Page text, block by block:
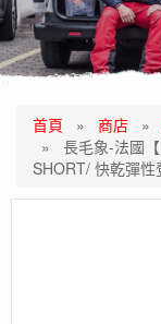
首頁 » 商店 »
» 長毛象-法國
SHORT/ 快乾彈